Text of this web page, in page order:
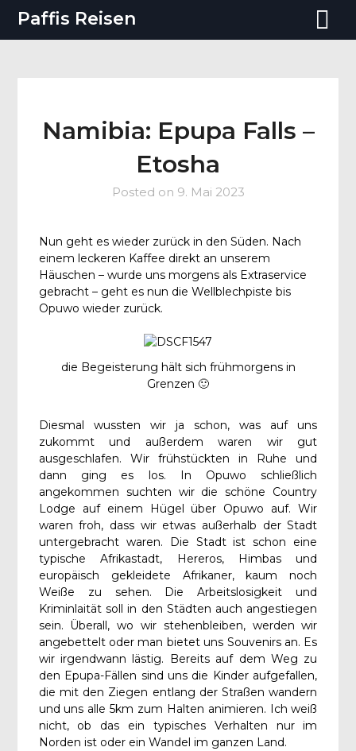
Paffis Reisen
Namibia: Epupa Falls –
Etosha
Posted on 9. Mai 2023
Nun geht es wieder zurück in den Süden. Nach
einem leckeren Kaffee direkt an unserem
Häuschen – wurde uns morgens als Extraservice
gebracht – geht es nun die Wellblechpiste bis
Opuwo wieder zurück.
die Begeisterung hält sich frühmorgens in
Grenzen 🙂
Diesmal wussten wir ja schon, was auf uns
zukommt und außerdem waren wir gut
ausgeschlafen. Wir frühstückten in Ruhe und
dann ging es los. In Opuwo schließlich
angekommen suchten wir die schöne Country
Lodge auf einem Hügel über Opuwo auf. Wir
waren froh, dass wir etwas außerhalb der Stadt
untergebracht waren. Die Stadt ist schon eine
typische Afrikastadt, Hereros, Himbas und
europäisch gekleidete Afrikaner, kaum noch
Weiße zu sehen. Die Arbeitslosigkeit und
Kriminlaität soll in den Städten auch angestiegen
sein. Überall, wo wir stehenbleiben, werden wir
angebettelt oder man bietet uns Souvenirs an. Es
wir irgendwann lästig. Bereits auf dem Weg zu
den Epupa-Fällen sind uns die Kinder aufgefallen,
die mit den Ziegen entlang der Straßen wandern
und uns alle 5km zum Halten animieren. Ich weiß
nicht, ob das ein typisches Verhalten nur im
Norden ist oder ein Wandel im ganzen Land.